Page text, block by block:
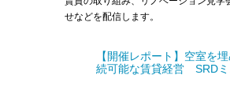
せなどを配信します。
【開催レポート】空室を
続可能な賃貸経営 SRDミ